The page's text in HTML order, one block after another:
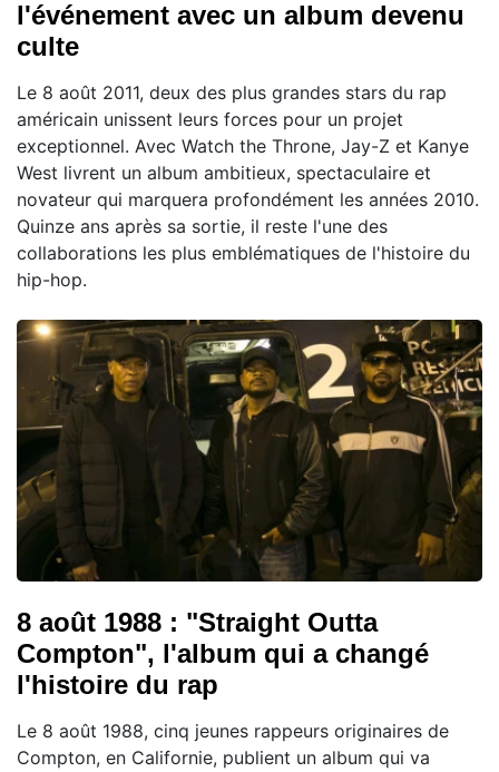
l'événement avec un album devenu
culte
Le 8 août 2011, deux des plus grandes stars du rap
américain unissent leurs forces pour un projet
exceptionnel. Avec Watch the Throne, Jay-Z et Kanye
West livrent un album ambitieux, spectaculaire et
novateur qui marquera profondément les années 2010.
Quinze ans après sa sortie, il reste l'une des
collaborations les plus emblématiques de l'histoire du
hip-hop.
8 août 1988 : "Straight Outta
Compton", l'album qui a changé
l'histoire du rap
Le 8 août 1988, cinq jeunes rappeurs originaires de
Compton, en Californie, publient un album qui va